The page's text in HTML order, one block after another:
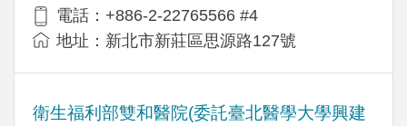
電話：+886-2-22765566 #4
地址：新北市新莊區思源路127號
衛生福利部雙和醫院(委託臺北醫學大學興建